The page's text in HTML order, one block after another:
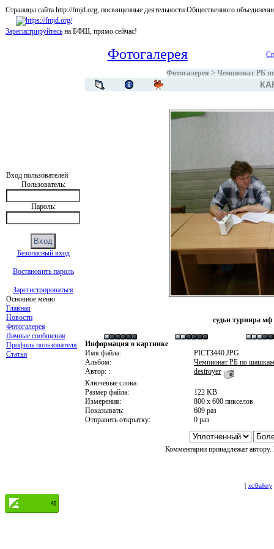
Страницы сайта http://fmjd.org, посвященные деятельности Общественного
Зарегистрируйтесь на БФШ, прямо сейчас!
Вход пользователей
Пользователь:
Пароль:
Безопасный вход
Востановить пароль
Зарегистрироваться
Основное меню
Главная
Новости
Фотогалерея
Личные сообщения
Профиль пользователя
Статьи
Фотогалерея
Фотогалерея > Чемпионат РБ
судьи турнира
Информация о картинке
Имя файла:
PICT3440.JPG
Альбом:
Чемпионат РБ по
Автор: :
destroyer
Ключевые слова:
Размер файла:
122 KB
Измерения:
800 x 600 пикселов
Показывать:
609 раз
Отправить открытку:
0 раз
Комментарии принадлежат
[ xcGallery